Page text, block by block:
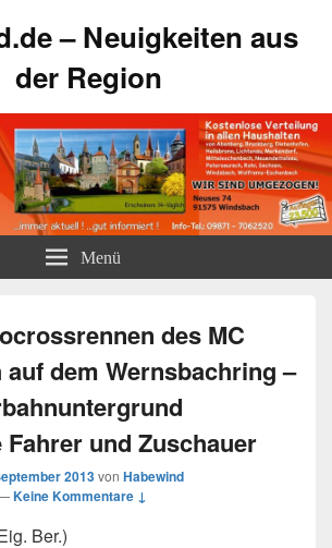
– Neuigkeiten aus
der Region
Menü
des MC
dem Wernsbachring –
und Zuschauer
2013von Habewind
Keine Kommentare ↓
Ber.)